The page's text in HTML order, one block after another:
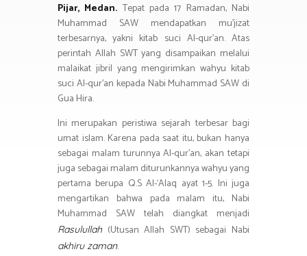
Pijar, Medan.Tepat pada 17 Ramadan, Nabi
Muhammad SAW mendapatkan mu’jizat
terbesarnya, yakni kitab suci Al-qur’an. Atas
perintah Allah SWT yang disampaikan melalui
malaikat jibril yang mengirimkan wahyu kitab
suci Al-qur’an kepada Nabi Muhammad SAW di
Gua Hira.
Ini merupakan peristiwa sejarah terbesar bagi
umat islam. Karena pada saat itu, bukan hanya
sebagai malam turunnya Al-qur’an, akan tetapi
juga sebagai malam diturunkannya wahyu yang
pertama berupa Q.S Al-‘Alaq ayat 1-5. Ini juga
mengartikan bahwa pada malam itu, Nabi
Muhammad SAW telah diangkat menjadi
Rasulullah (Utusan Allah SWT) sebagai Nabi
akhiru zaman.